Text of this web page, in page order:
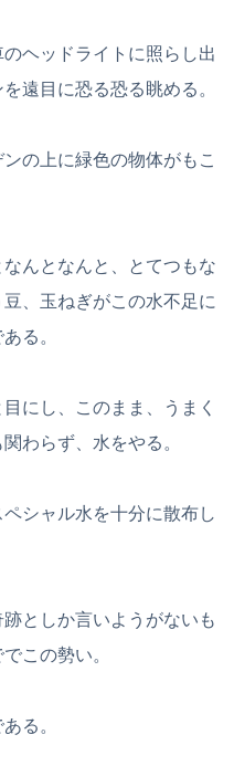
ヘッドライトに照らし出
遠目に恐る恐る眺める。
の上に緑色の物体がもこ
んとなんと、とてつもな
、玉ねぎがこの水不足に
る。
にし、このまま、うまく
わらず、水をやる。
シャル水を十分に散布し
としか言いようがないも
この勢い。
る。